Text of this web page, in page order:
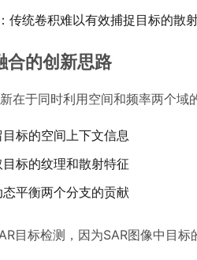
：传统卷积难以有效捕捉目标的散
合的创新思路
在于同时利用空间和频率两个域
目标的空间上下文信息
目标的纹理和散射特征
态平衡两个分支的贡献
目标检测，因为SAR图像中目